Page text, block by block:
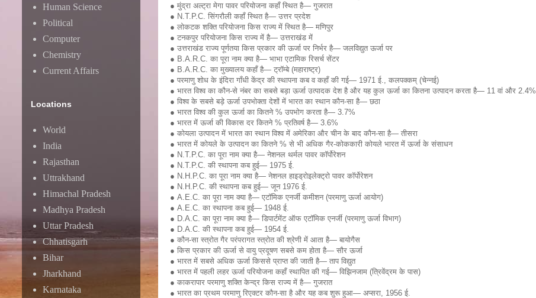
● मुंद्रा अल्ट्रा मेगा पावर परियोजना कहाँ स्थित है— गुजरात
● N.T.P.C. सिंगरौली कहाँ स्थित है— उत्तर प्रदेश
● लोकटक शक्ति परियोजना किस राज्य में स्थित है— मणिपुर
● टनकपुर परियोजना किस राज्य में है— उत्तराखंड में
● उत्तराखंड राज्य पूर्णतया किस प्रकार की ऊर्जा पर निर्भर है— जलविद्युत ऊर्जा पर
● B.A.R.C. का पूरा नाम क्या है— भाभा एटामिक रिसर्च सेंटर
● B.A.R.C. का मुख्यालय कहाँ है— ट्रॉम्बे (महाराष्ट्र)
● परमाणु शोध के इंदिरा गाँधी केंद्र की स्थापना कब व कहाँ की गई— 1971 ई., कलपक्कम् (चेन्नई)
● भारत विश्व का कौन-से नंबर का सबसे बड़ा ऊर्जा उत्पादक देश है और यह कुल ऊर्जा का कितना उत्पादन करता है— 11 वां और 2.4%
● विश्व के सबसे बड़े ऊर्जा उपभोक्ता देशों में भारत का स्थान कौन-सा है— छठा
● भारत विश्व की कुल ऊर्जा का कितने % उपभोग करता है— 3.7%
● भारत में ऊर्जा की विकास दर कितने % प्रतिवर्ष है— 3.6%
● कोयला उत्पादन में भारत का स्थान विश्व में अमेरिका और चीन के बाद कौन-सा है— तीसरा
● भारत में कोयले के उत्पादन का कितने % से भी अधिक गैर-कोककारी कोयले भारत में ऊर्जा के संसाधन
● N.T.P.C. का पूरा नाम क्या है— नेशनल थर्मल पावर कॉर्पोरेशन
● N.T.P.C. की स्थापना कब हुई— 1975 ई.
● N.H.P.C. का पूरा नाम क्या है— नेशनल हाइड्रोइलेक्ट्रो पावर कॉर्पोरेशन
● N.H.P.C. की स्थापना कब हुई— जून 1976 ई.
● A.E.C. का पूरा नाम क्या है— एटॉमिक एनर्जी कमीशन (परमाणु ऊर्जा आयोग)
● A.E.C. का स्थापना कब हुई— 1948 ई.
● D.A.C. का पूरा नाम क्या है— डिपार्टमेंट ऑफ एटॉमिक एनर्जी (परमाणु ऊर्जा विभाग)
● D.A.C. की स्थापना कब हुई— 1954 ई.
● कौन-सा स्त्रोत गैर परंपरागत स्त्रोत की श्रेणी में आता है— बायोगैस
● किस प्रकार की ऊर्जा से वायु प्रदूषण सबसे कम होता है— सौर ऊर्जा
● भारत में सबसे अधिक ऊर्जा किससे प्राप्त की जाती है— ताप विद्युत
● भारत में पहली लहर ऊर्जा परियोजना कहाँ स्थापित की गई— विझिनजाम (त्रिवेंद्रम के पास)
● काकरापार परमाणु शक्ति केन्द्र किस राज्य में है— गुजरात
● भारत का प्रथम परमाणु रिएक्टर कौन-सा है और यह कब शुरू हुआ— अप्सरा, 1956 ई.
Human Science
Political
Computer
Chemistry
Current Affairs
Locations
World
India
Rajasthan
Uttrakhand
Himachal Pradesh
Madhya Pradesh
Uttar Pradesh
Chhatisgarh
Bihar
Jharkhand
Karnataka